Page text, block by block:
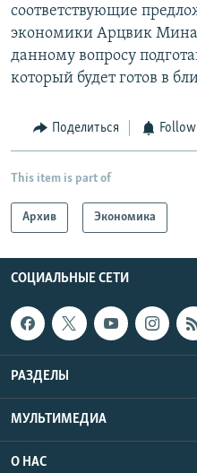
соответствующие
экономики Арцвик
данному вопросу
который будет готов в
Поделиться
This item is part of
Архив Экономика
СОЦИАЛЬНЫЕ СЕТИ
РАЗДЕЛЫ
МУЛЬТИМЕДИА
О НАС